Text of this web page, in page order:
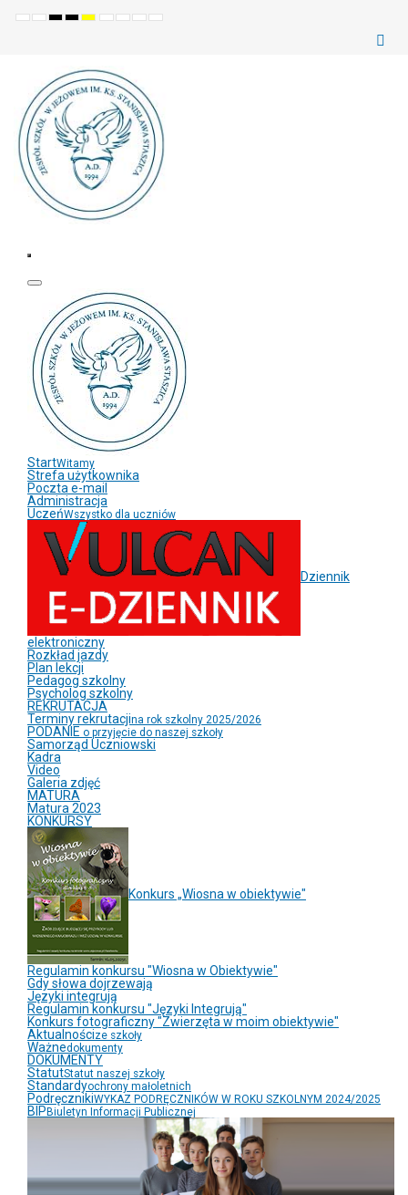
Ustawienia
TrybWysoki
Wysoki
Wysoki
SetSetMake
Set
StartWitamy
Strefa użytkownika
Poczta e-mail
Administracja
UczeńWszystko dla uczniów
Dziennik
elektroniczny
Rozkład jazdy
Plan lekcji
Pedagog szkolny
Psycholog szkolny
REKRUTACJA
Terminy rekrutacjina rok szkolny 2025/2026
PODANIE o przyjęcie do naszej szkoły
Samorząd Uczniowski
Kadra
Video
Galeria zdjęć
MATURA
Matura 2023
KONKURSY
Konkurs „Wiosna w obiektywie"
Regulamin konkursu "Wiosna w Obiektywie"
Gdy słowa dojrzewają
Języki integrują
Regulamin konkursu "Języki Integrują"
Konkurs fotograficzny "Zwierzęta w moim obiektywie"
Aktualnościze szkoły
Ważnedokumenty
DOKUMENTY
StatutStatut naszej szkoły
Standardyochrony małoletnich
PodręcznikiWYKAZ PODRĘCZNIKÓW W ROKU SZKOLNYM 2024/2025
BIPBiuletyn Informacji Publicznej